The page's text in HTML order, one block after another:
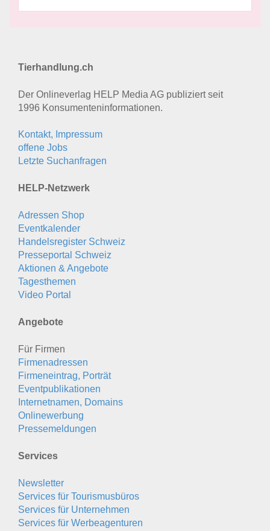
Tierhandlung.ch
Der Onlineverlag HELP Media AG publiziert seit
1996 Konsumenten­informationen.
Kontakt, Impressum
offene Jobs
Letzte Suchanfragen
HELP-Netzwerk
Adressen Shop
Eventkalender
Handelsregister Schweiz
Presseportal Schweiz
Aktionen & Angebote
Tagesthemen
Video Portal
Angebote
Für Firmen
Firmenadressen
Firmeneintrag, Porträt
Eventpublikationen
Internetnamen, Domains
Onlinewerbung
Pressemeldungen
Services
Newsletter
Services für Tourismusbüros
Services für Unternehmen
Services für Werbeagenturen